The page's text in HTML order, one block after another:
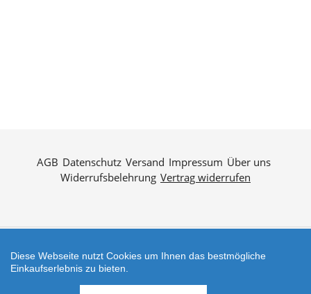
AGB Datenschutz Versand Impressum Über uns
Widerrufsbelehrung Vertrag widerrufen
Zahlungsarten
Diese Webseite nutzt Cookies um Ihnen das bestmögliche
Einkaufserlebnis zu bieten.